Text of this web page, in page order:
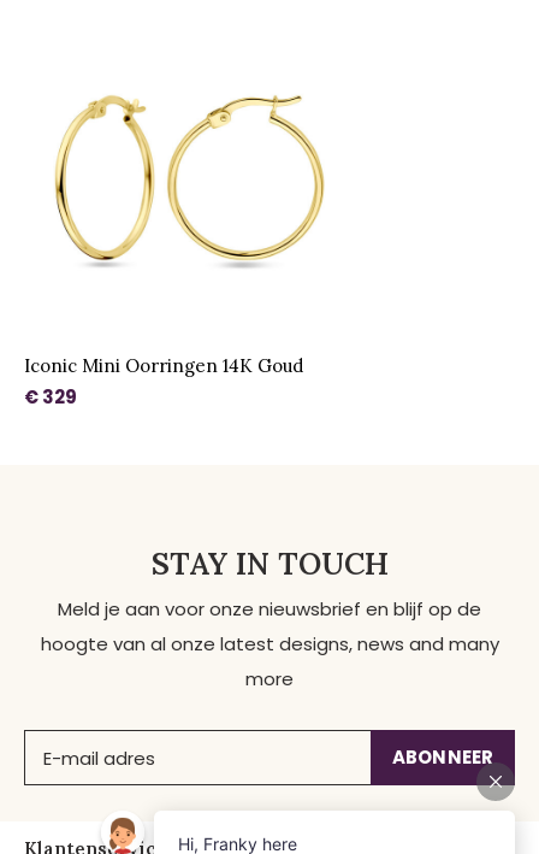
Iconic Mini Oorringen 14K Goud
€ 329
STAY IN TOUCH
Meld je aan voor onze nieuwsbrief en blijf op de
hoogte van al onze latest designs, news and many
more
ABONNEER
Klantenservice